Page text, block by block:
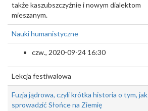
także kaszubszczyźnie i nowym dialektom
mieszanym.
Nauki humanistyczne
czw., 2020-09-24 16:30
Lekcja festiwalowa
Fuzja jądrowa, czyli krótka historia o tym, jak
sprowadzić Słońce na Ziemię